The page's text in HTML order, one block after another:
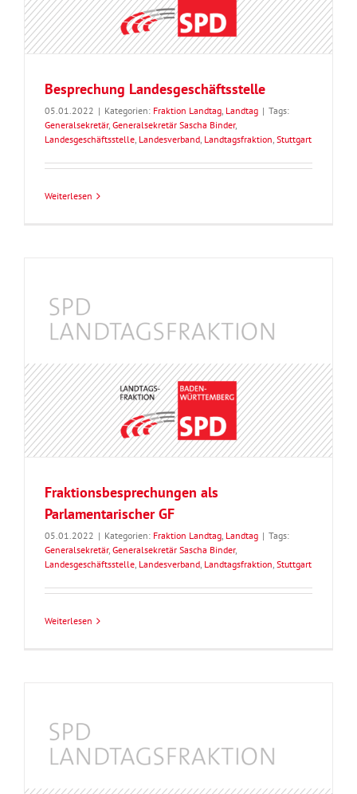
Besprechung Landesgeschäftsstelle
05.01.2022 | Kategorien: Fraktion Landtag, Landtag | Tags:
Generalsekretär, Generalsekretär Sascha Binder,
Landesgeschäftsstelle, Landesverband, Landtagsfraktion, Stuttgart
Weiterlesen
Fraktionsbesprechungen als
Parlamentarischer GF
05.01.2022 | Kategorien: Fraktion Landtag, Landtag | Tags:
Generalsekretär, Generalsekretär Sascha Binder,
Landesgeschäftsstelle, Landesverband, Landtagsfraktion, Stuttgart
Weiterlesen